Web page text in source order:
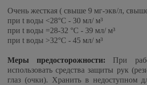
Очень жесткая ( свыше 9 мг-экв/л,
при t воды <28°C - 30 мл/ м³
при t воды =28-32 °C - 39 мл/ м³
при t воды >32°C - 45 мл/ м³
Меры предосторожности: При
использовать средства защиты рук
глаз (очки). Хранить в недоступном